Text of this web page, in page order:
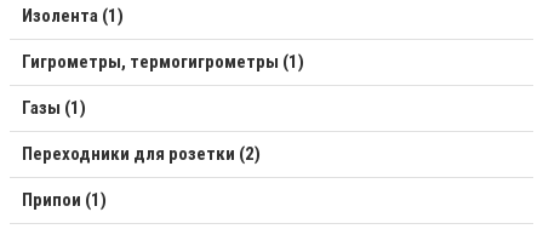
Изолента (1)
Гигрометры, термогигрометры (1)
Газы (1)
Переходники для розетки (2)
Припои (1)